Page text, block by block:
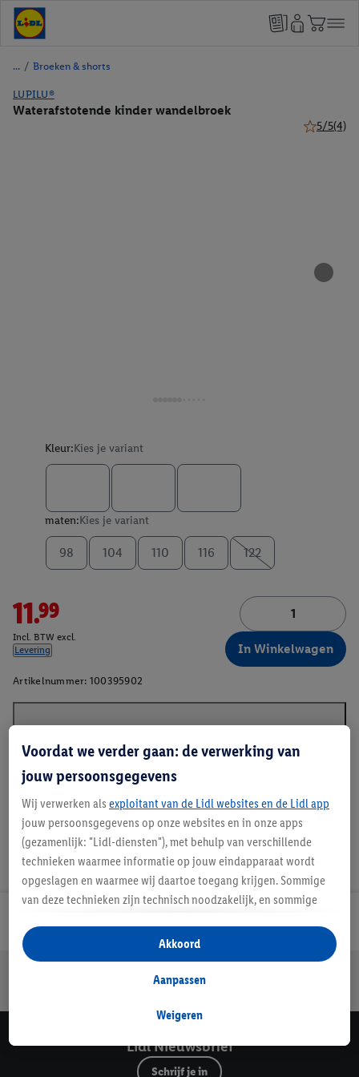
/ Broeken & shorts
LUPILU®
Waterafstotende kinder wandelbroek
5/5(4)
Kleur:Kies je variant
maten:Kies je variant
98 104 110 116 122
11.99
Incl. BTW excl.
Levering
In Winkelwagen
Artikelnummer: 100395902
Veilig winkelen
Lidl Nieuwsbrief
Schrijf je in
Voordat we verder gaan: de verwerking van
jouw persoonsgegevens
Wij verwerken als exploitant van de Lidl websites en de Lidl app
jouw persoonsgegevens op onze websites en in onze apps
(gezamenlijk: "Lidl-diensten"), met behulp van verschillende
technieken waarmee informatie op jouw eindapparaat wordt
opgeslagen en waarmee wij daartoe toegang krijgen. Sommige
van deze technieken zijn technisch noodzakelijk, en sommige
opslaan van voorkeursinstellingen, het verzamelen en
analyseren van statistieken of voor het tonen van
gepersonaliseerde reclame binnen en buiten de Lidl-diensten.
gegevens over jouw aankoopgedrag in de winkel ook voor de
Als je hier toestemming geeft aan ons voor het personaliseren
van reclame en als je vervolgens een Lidl Plus-account
Weigeren
Aanpassen
Akkoord